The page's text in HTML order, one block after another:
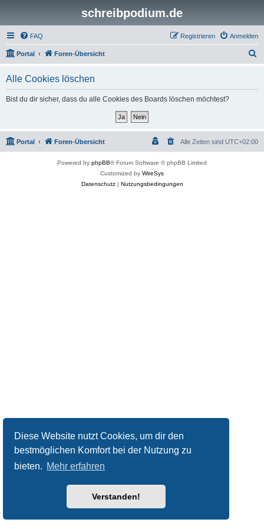
Diese Website nutzt Cookies, um dir den
bestmöglichen Komfort bei der Nutzung zu
bieten. Mehr erfahren
Verstanden!
schreibpodium.de
FAQ Anmelden
Registrieren
Portal Foren-Übersicht
Alle Cookies löschen
Bist du dir sicher, dass du alle Cookies des Boards löschen möchtest?
Portal Foren-Übersicht Alle Zeiten sind UTC+02:00
Powered by phpBB® Forum Software © phpBB Limited
Customized by WireSys
Datenschutz| Nutzungsbedingungen